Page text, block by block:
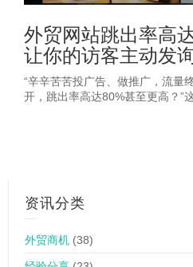
外贸网站跳出率高
让你的访客主动发
“辛辛苦苦投广告、做推广，流量
开，跳出率高达80%甚至更高？”
资讯分类
外贸商机 (38)